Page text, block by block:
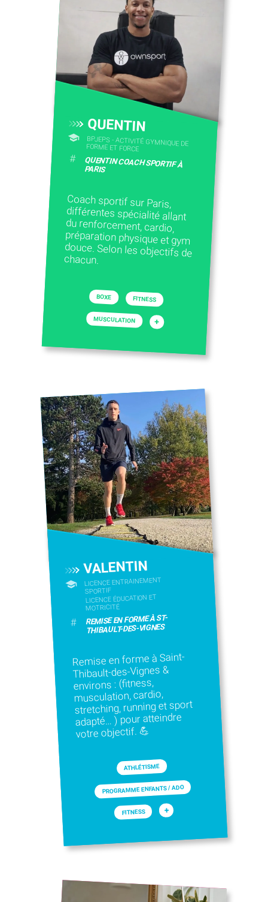
QUENTIN
BPJEPS - ACTIVITÉ GYMNIQUE DE
FORME ET FORCE
# QUENTIN COACH SPORTIF À
PARIS
Coach sportif sur Paris,
différentes spécialité allant
du renforcement, cardio,
préparation physique et gym
douce. Selon les objectifs de
chacun.
BOXE FITNESS
MUSCULATION +
VALENTIN
LICENCE ENTRAINEMENT
SPORTIF
LICENCE ÉDUCATION ET
MOTRICITÉ
# REMISE EN FORME À ST-
THIBAULT-DES-VIGNES
Remise en forme à Saint-
Thibault-des-Vignes &
environs : (fitness,
musculation, cardio,
stretching, running et sport
adapté… ) pour atteindre
votre objectif. 💪
ATHLÉTISME
PROGRAMME ENFANTS / ADO
FITNESS +